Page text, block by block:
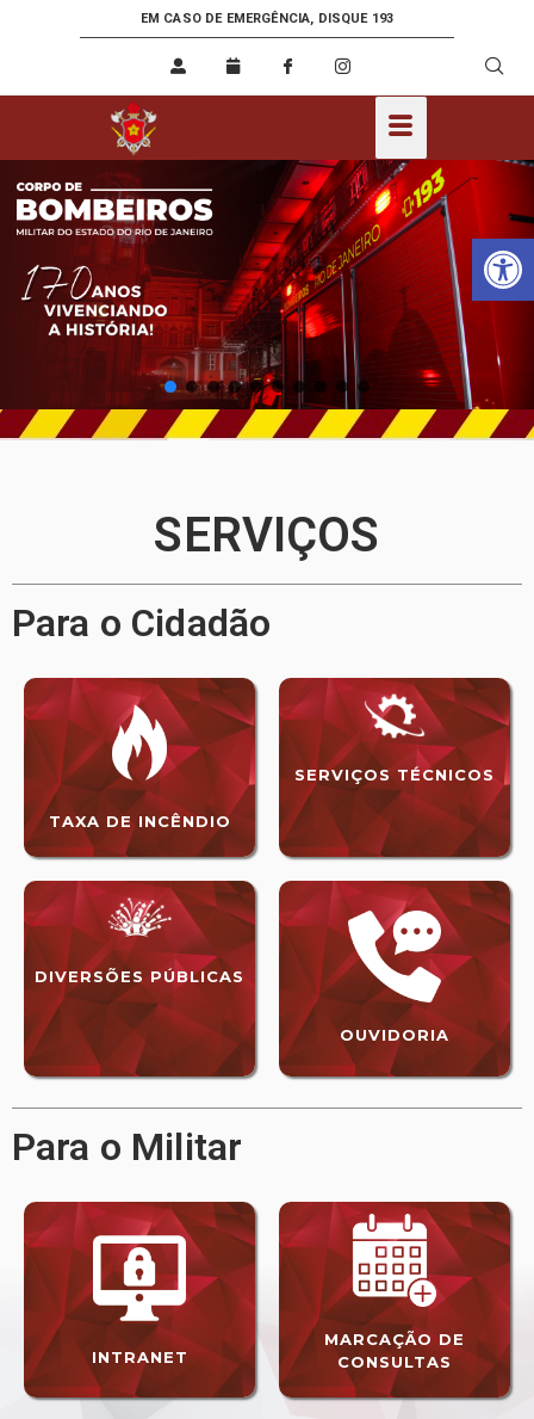
EM CASO DE EMERGÊNCIA, DISQUE 193
SERVIÇOS
Para o Cidadão
TAXA DE INCÊNDIO
SERVIÇOS TÉCNICOS
DIVERSÕES PÚBLICAS
OUVIDORIA
Para o Militar
INTRANET
MARCAÇÃO DE
CONSULTAS